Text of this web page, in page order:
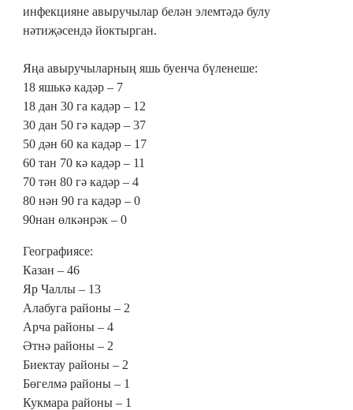
инфекцияне авыручылар белән элемтәдә булу
нәтиҗәсендә йоктырган.
Яңа авыручыларның яшь буенча бүленеше:
18 яшькә кадәр – 7
18 дан 30 га кадәр – 12
30 дан 50 гә кадәр – 37
50 дән 60 ка кадәр – 17
60 тан 70 кә кадәр – 11
70 тән 80 гә кадәр – 4
80 нән 90 га кадәр – 0
90нан өлкәнрәк – 0
Географиясе:
Казан – 46
Яр Чаллы – 13
Алабуга районы – 2
Арча районы – 4
Әтнә районы – 2
Биектау районы – 2
Бөгелмә районы – 1
Кукмара районы – 1